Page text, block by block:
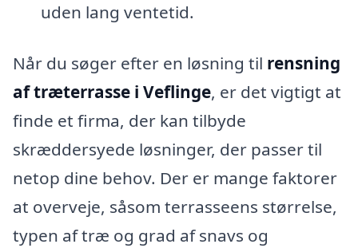
uden lang ventetid.
Når du søger efter en løsning til rensning
af træterrasse i Veflinge, er det vigtigt at
finde et firma, der kan tilbyde
skræddersyede løsninger, der passer til
netop dine behov. Der er mange faktorer
at overveje, såsom terrasseens størrelse,
typen af træ og grad af snavs og